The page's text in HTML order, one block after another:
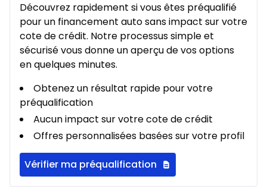
Découvrez rapidement si vous êtes préqualifié
pour un financement auto sans impact sur votre
cote de crédit. Notre processus simple et
sécurisé vous donne un aperçu de vos options
en quelques minutes.
Obtenez un résultat rapide pour votre
préqualification
Aucun impact sur votre cote de crédit
Offres personnalisées basées sur votre profil
Vérifier ma préqualification